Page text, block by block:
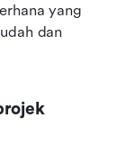
yang
dan